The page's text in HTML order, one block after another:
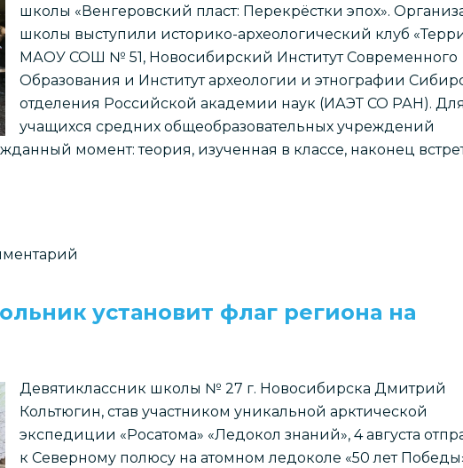
школы «Венгеровский пласт: Перекрёстки эпох».
школы выступили историко-археологический клуб
МАОУ СОШ № 51, Новосибирский Институт Современного
Образования и Институт археологии и этнографии
отделения Российской академии наук (ИАЭТ СО РАН). Для
учащихся средних общеобразовательных учреждений
момент: теория, изученная в классе, наконец
установит флаг региона на
Девятиклассник школы № 27 г. Новосибирска Дмитрий
Кольтюгин, став участником уникальной арктической
экспедиции «Росатома» «Ледокол знаний», 4 августа
к Северному полюсу на атомном ледоколе «50 лет